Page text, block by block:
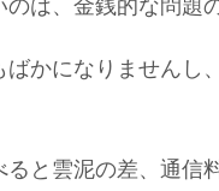
は、金銭的な問題
かになりませんし
と雲泥の差、通信